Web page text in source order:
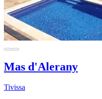
Mas d'Alerany
Tivissa